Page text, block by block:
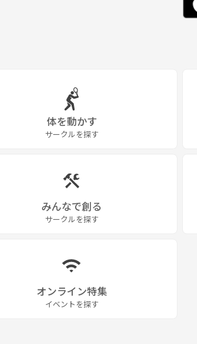
体を動かす
サークルを探す
みんなで創る
サークルを探す
オンライン特集
イベントを探す